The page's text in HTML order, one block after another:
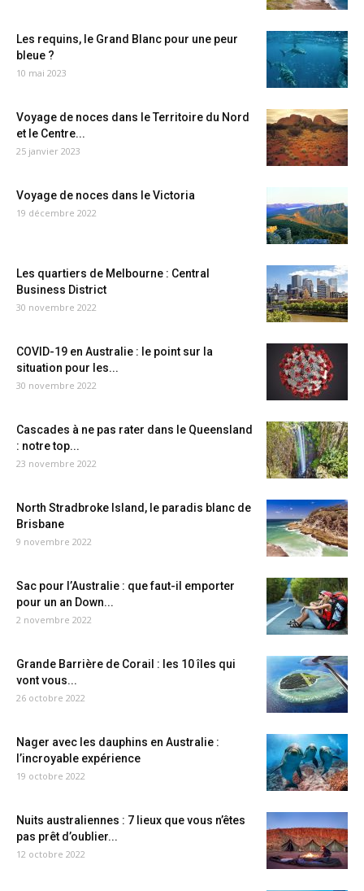
Les requins, le Grand Blanc pour une peur
bleue ?
10 mai 2023
Voyage de noces dans le Territoire du Nord
et le Centre...
25 janvier 2023
Voyage de noces dans le Victoria
19 décembre 2022
Les quartiers de Melbourne : Central
Business District
30 novembre 2022
COVID-19 en Australie : le point sur la
situation pour les...
30 novembre 2022
Cascades à ne pas rater dans le Queensland
: notre top...
23 novembre 2022
North Stradbroke Island, le paradis blanc de
Brisbane
9 novembre 2022
Sac pour l’Australie : que faut-il emporter
pour un an Down...
2 novembre 2022
Grande Barrière de Corail : les 10 îles qui
vont vous...
26 octobre 2022
Nager avec les dauphins en Australie :
l’incroyable expérience
19 octobre 2022
Nuits australiennes : 7 lieux que vous n’êtes
pas prêt d’oublier...
12 octobre 2022